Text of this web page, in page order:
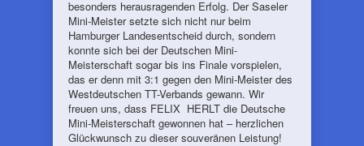
besonders herausragenden Erfolg. Der Saseler
Mini-Meister setzte sich nicht nur beim
Hamburger Landesentscheid durch, sondern
konnte sich bei der Deutschen Mini-
Meisterschaft sogar bis ins Finale vorspielen,
das er denn mit 3:1 gegen den Mini-Meister des
Westdeutschen TT-Verbands gewann. Wir
freuen uns, dass FELIX HERLT die Deutsche
Mini-Meisterschaft gewonnen hat – herzlichen
Glückwunsch zu dieser souveränen Leistung!